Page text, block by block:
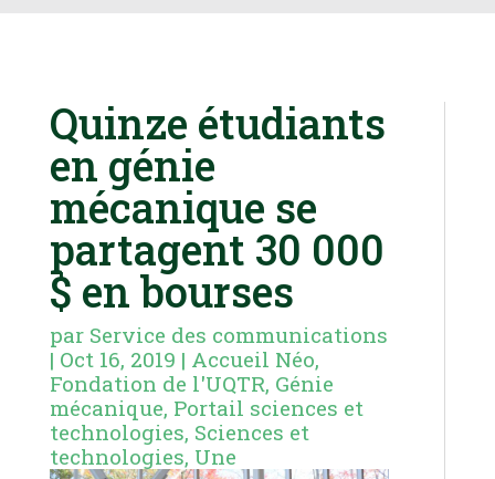
Quinze étudiants
en génie
mécanique se
partagent 30 000
$ en bourses
par Service des communications
| Oct 16, 2019 | Accueil Néo,
Fondation de l'UQTR, Génie
mécanique, Portail sciences et
technologies, Sciences et
technologies, Une